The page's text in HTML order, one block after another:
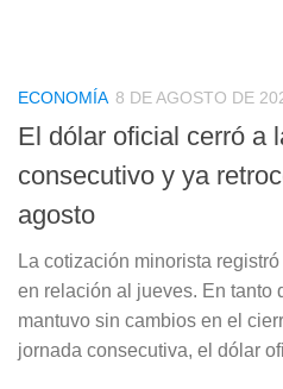
ECONOMÍA 8 DE AGOSTO DE
El dólar oficial cerró a
consecutivo y ya
agosto
La cotización minorista
en relación al jueves. En tanto
mantuvo sin cambios en el
jornada consecutiva, el dólar